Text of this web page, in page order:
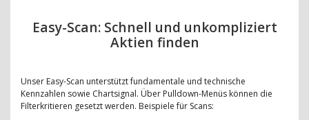
Easy-Scan: Schnell und unkompliziert
Aktien finden
Unser Easy-Scan unterstützt fundamentale und technische
Kennzahlen sowie Chartsignal. Über Pulldown-Menüs können die
Filterkritieren gesetzt werden. Beispiele für Scans: